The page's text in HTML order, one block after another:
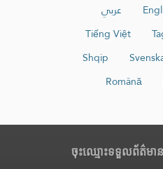
عربي
Tiếng Việt
Shqip
Română
ចុះឈ្មោះទទួលព័ត៌មា